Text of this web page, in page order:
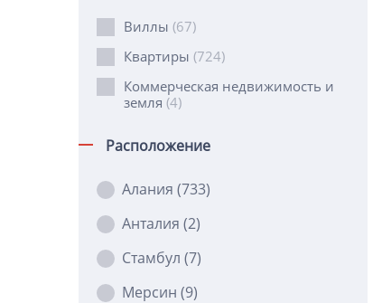
Виллы (67)
Квартиры (724)
Коммерческая недвижимость и
земля (4)
Расположение
Алания (733)
Анталия (2)
Стамбул (7)
Мерсин (9)